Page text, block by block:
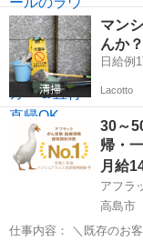
★直行直帰で自家用車
なし！★ 【事業所住所
今橋3-3-13 ニ...
滋賀 彦根市
マン
んか
Lacotto
30～
帰・
月給
アフラ
高島市
仕事内容： ＼既存のお